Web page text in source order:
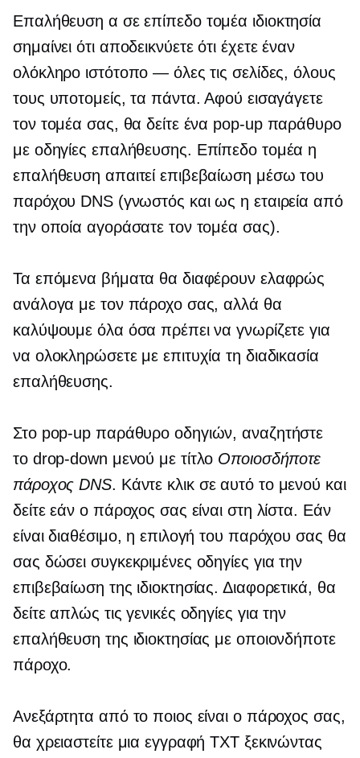
Επαλήθευση α σε επίπεδο τομέα ιδιοκτησία
σημαίνει ότι αποδεικνύετε ότι έχετε έναν
ολόκληρο ιστότοπο — όλες τις σελίδες, όλους
τους υποτομείς, τα πάντα. Αφού εισαγάγετε
τον τομέα σας, θα δείτε ένα pop-upπαράθυρο
με οδηγίες επαλήθευσης. Επίπεδο τομέα η
επαλήθευση απαιτεί επιβεβαίωση μέσω του
παρόχου DNS (γνωστός και ως η εταιρεία από
την οποία αγοράσατε τον τομέα σας).
Τα επόμενα βήματα θα διαφέρουν ελαφρώς
ανάλογα με τον πάροχο σας, αλλά θα
καλύψουμε όλα όσα πρέπει να γνωρίζετε για
να ολοκληρώσετε με επιτυχία τη διαδικασία
επαλήθευσης.
Στο pop-up παράθυρο οδηγιών, αναζητήστε
το drop-down μενού με τίτλο Οποιοσδήποτε
πάροχος DNS. Κάντε κλικ σε αυτό το μενού και
δείτε εάν ο πάροχος σας είναι στη λίστα. Εάν
είναι διαθέσιμο, η επιλογή του παρόχου σας θα
σας δώσει συγκεκριμένες οδηγίες για την
επιβεβαίωση της ιδιοκτησίας. Διαφορετικά, θα
δείτε απλώς τις γενικές οδηγίες για την
επαλήθευση της ιδιοκτησίας με οποιονδήποτε
πάροχο.
Ανεξάρτητα από το ποιος είναι ο πάροχος σας,
θα χρειαστείτε μια εγγραφή TXT ξεκινώντας